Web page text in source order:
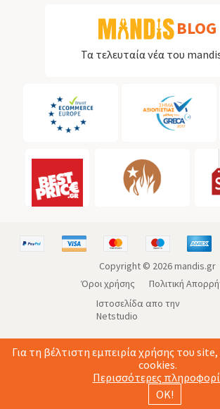
BLOG
Τα τελευταία νέα του
Copyright © 2026mandis.gr
Όροι χρήσης
Πολιτική
Ιστοσελίδα απο την
Netstudio
Για τη βέλτιστη εμπειρία χρήσης του
cookies.
Περισσότερες
ΟΚ!